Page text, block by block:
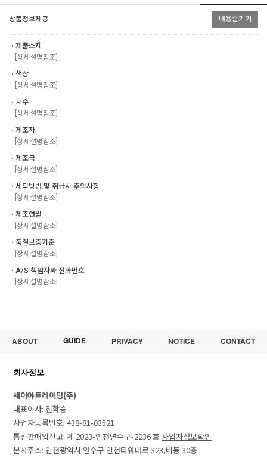
상품정보제공 내용숨기기
ㆍ제품소재
[상세설명참조]
ㆍ색상
[상세설명참조]
ㆍ치수
[상세설명참조]
ㆍ제조자
[상세설명참조]
ㆍ제조국
[상세설명참조]
ㆍ세탁방법 및 취급시 주의사항
[상세설명참조]
ㆍ제조연월
[상세설명참조]
ㆍ품질보증기준
[상세설명참조]
ㆍA/S 책임자와 전화번호
[상세설명참조]
ABOUT GUIDE PRIVACY NOTICE CONTACT
회사정보
세이야트레이딩(주)
대표이사: 진학승
사업자등록번호: 438-81-03521
통신판매업신고: 제 2023-인천연수구-2236 호 사업자정보확인
본사주소: 인천광역시 연수구 인천타워대로 323,비동 30층